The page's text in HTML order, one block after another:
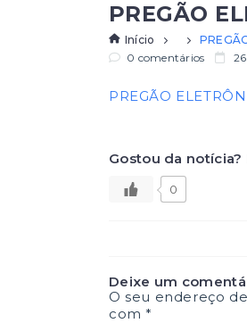
PREGÃO
Início
0 comentários
PREGÃO
Gostou da notícia?
0
Deixe um
O seu endereço
com*